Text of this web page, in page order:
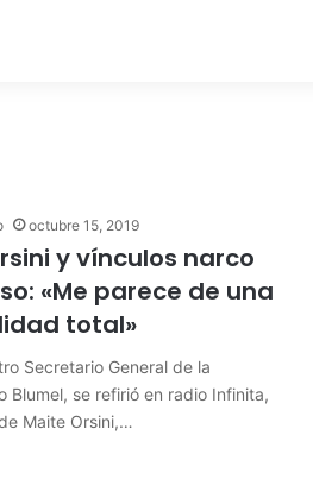
octubre 15, 2019
y vínculos narco
«Me parece de una
total»
Secretario General de la
Blumel, se refirió en radio Infinita,
Maite Orsini,…